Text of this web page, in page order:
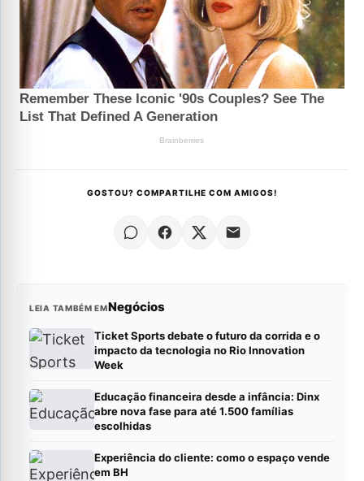
GOSTOU? COMPARTILHE COM AMIGOS!
LEIA TAMBÉM EMNegócios
Ticket Sports debate o futuro da corrida e o
impacto da tecnologia no Rio Innovation
Week
Educação financeira desde a infância: Dinx
abre nova fase para até 1.500 famílias
escolhidas
Experiência do cliente: como o espaço vende
em BH